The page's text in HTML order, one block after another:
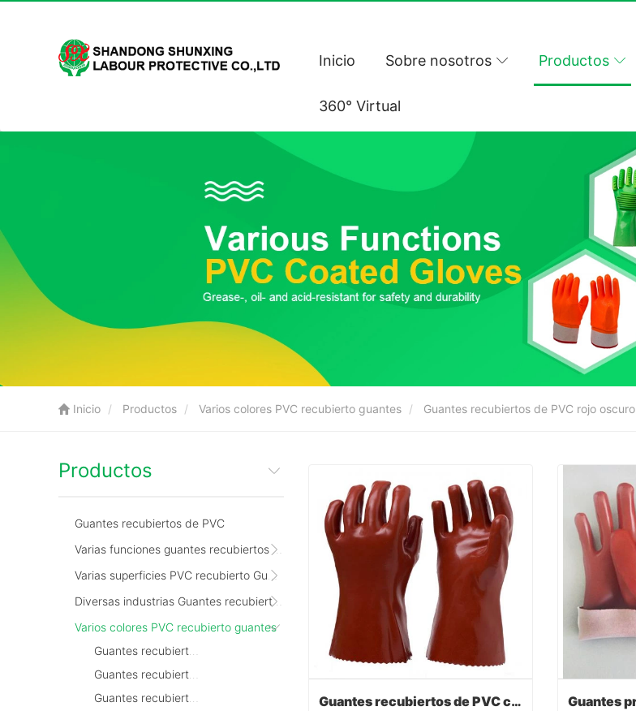
Inicio Sobre nosotros Productos
360° Virtual
Inicio Productos Varios colores PVC recubierto guantes Guantes recubiertos de PVC rojo oscuro
Productos
Guantes recubiertos de PVC
Varias funciones guantes recubiertos de PVC
Varias superficies PVC recubierto Guantes
Diversas industrias Guantes recubiertos de PVC
Varios colores PVC recubierto guantes
Guantes recubiertos de PVC con color rojo oscuro